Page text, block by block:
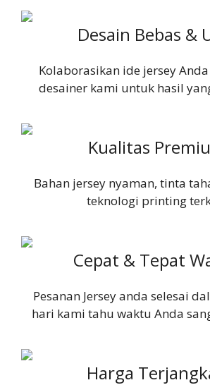
Desain Bebas &
Kolaborasikan ide jersey
desainer kami untuk hasil
Kualitas
Bahan jersey nyaman, tinta
teknologi printing
Cepat & Tepat
Pesanan Jersey anda selesai
hari kami tahu waktu Anda
Harga